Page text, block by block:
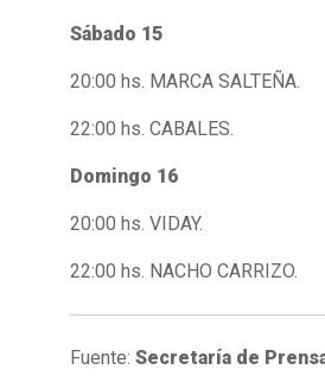
Sábado 15
20:00 hs. MARCA SALTEÑA.
22:00 hs. CABALES.
Domingo 16
20:00 hs. VIDAY.
22:00 hs. NACHO CARRIZO.
Fuente: Secretaría de